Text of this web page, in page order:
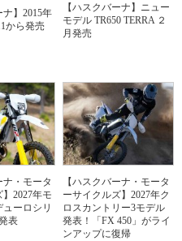
ナ】2015年
から発売
【ハスクバーナ】ニュー
モデル TR650 TERRA ２
月発売
ナ・モータ
2027年モ
ーロシリ
表
【ハスクバーナ・モータ
ーサイクルズ】2027年ク
ロスカントリー3モデル
発表！「FX 450」がライ
ンアップに復帰